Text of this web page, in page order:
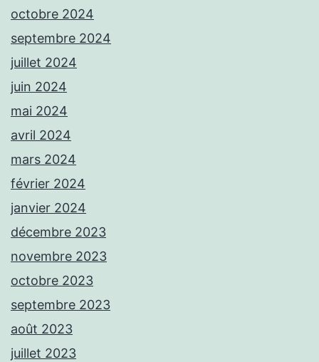
octobre 2024
septembre 2024
juillet 2024
juin 2024
mai 2024
avril 2024
mars 2024
février 2024
janvier 2024
décembre 2023
novembre 2023
octobre 2023
septembre 2023
août 2023
juillet 2023